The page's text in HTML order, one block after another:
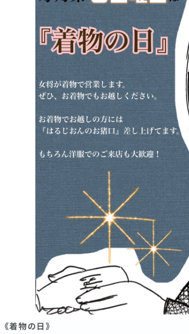
《着物の日》